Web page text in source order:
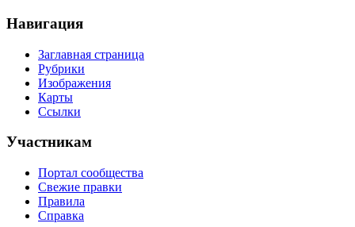
Навигация
Заглавная страница
Рубрики
Изображения
Карты
Ссылки
Участникам
Портал сообщества
Свежие правки
Правила
Справка